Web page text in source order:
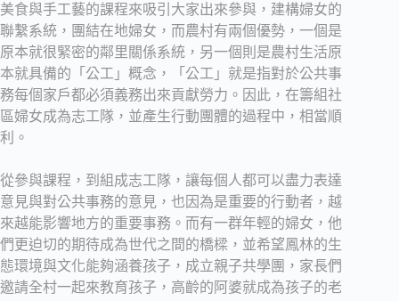
美食與手工藝的課程來吸引大家出來參與，建構婦女的
聯繫系統，團結在地婦女，而農村有兩個優勢，一個是
原本就很緊密的鄰里關係系統，另一個則是農村生活原
本就具備的「公工」概念，「公工」就是指對於公共事
務每個家戶都必須義務出來貢獻勞力。因此，在籌組社
區婦女成為志工隊，並產生行動團體的過程中，相當順
利。
從參與課程，到組成志工隊，讓每個人都可以盡力表達
意見與對公共事務的意見，也因為是重要的行動者，越
來越能影響地方的重要事務。而有一群年輕的婦女，他
們更迫切的期待成為世代之間的橋樑，並希望鳳林的生
態環境與文化能夠涵養孩子，成立親子共學團，家長們
邀請全村一起來教育孩子，高齡的阿婆就成為孩子的老